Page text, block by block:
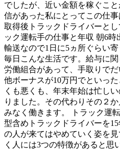
でしたが、近い金額を稼ぐこ
信があった私にとってこの仕
取得後トラックドライバーと
ック運転手の仕事と年収 朝6
輸送なので1日に5ヵ所ぐらい
毎日こんな生活です。給与に
労働組合があって、手取りで
他ボーナスが10万円でといっ
くも悪くも、年末年始は忙し
りました。その代わりその２
みなく働きます。 トラック運
型含めトラックドライバーを
の人が来てはやめていく姿を
く人には3つの特徴があると